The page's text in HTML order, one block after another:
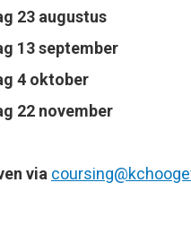
23 augustus
13 september
4 oktober
22 november
via gnisruoc